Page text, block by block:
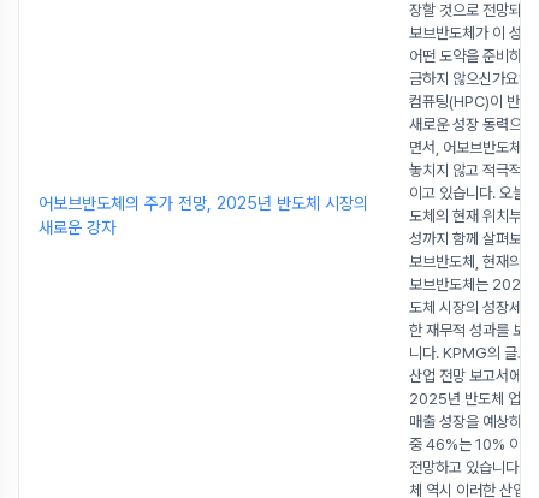
어보브반도체의 주가 전망, 2025년 반도체 시장의
새로운 강자
장할 것으로 전망되
보브반도체가 이 성
어떤 도약을 준비하
금하지 않으신가요
컴퓨팅(HPC)이 반도
새로운 성장 동력으
면서, 어보브반도체
놓치지 않고 적극적
이고 있습니다. 오늘
도체의 현재 위치부
성까지 함께 살펴보
보브반도체, 현재의
보브반도체는 2025
도체 시장의 성장세
한 재무적 성과를 보
니다. KPMG의 글로
산업 전망 보고서에
2025년 반도체 업
매출 성장을 예상하
중 46%는 10% 이상
전망하고 있습니다.
체 역시 이러한 산업